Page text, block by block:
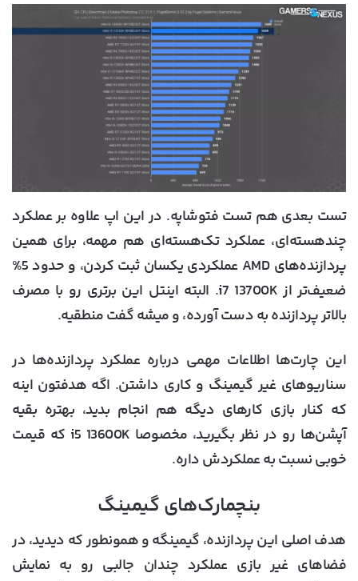
تست بعدی هم تست فتوشاپه. در این اپ علاوه بر عملکرد
چندهسته‌ای، عملکرد تک‌هسته‌ای هم مهمه، برای همین
پردازنده‌های AMD عملکردی یکسان ثبت کردن، و حدود 5%
ضعیف‌تر از i7 13700K. البته اینتل این برتری رو با مصرف
بالاتر پردازنده به دست آورده، و میشه گفت منطقیه.
این چارت‌ها اطلاعات مهمی درباره عملکرد پردازنده‌ها در
سناریوهای غیر گیمینگ و کاری داشتن. اگه هدفتون اینه
که کنار بازی کارهای دیگه هم انجام بدید، بهتره بقیه
آپشن‌ها رو در نظر بگیرید، مخصوصا i5 13600K که قیمت
خوبی نسبت به عملکردش داره.
بنچمارک‌های گیمینگ
هدف اصلی این پردازنده، گیمینگه و همونطور که دیدید، در
فضاهای غیر بازی عملکرد چندان جالبی رو به نمایش